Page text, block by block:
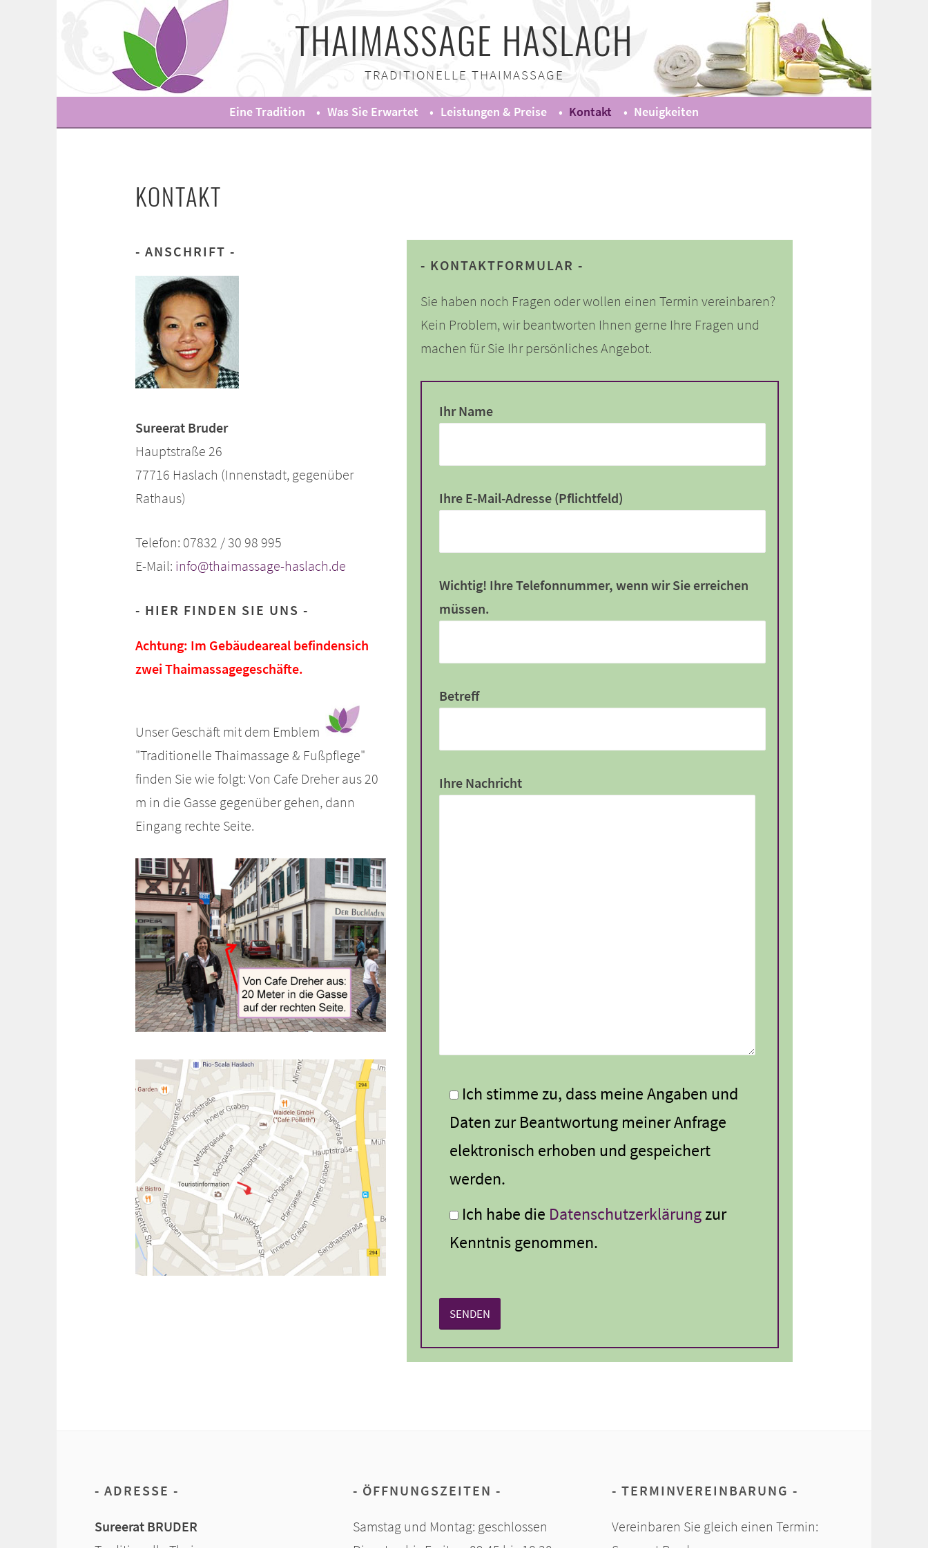
THAIMASSAGE HASLACH
TRADITIONELLE THAIMASSAGE
Eine Tradition Was Sie Erwartet Leistungen & Preise Kontakt Neuigkeiten
KONTAKT
ANSCHRIFT
Sureerat Bruder
Hauptstraße 26
77716 Haslach (Innenstadt, gegenüber
Rathaus)
Telefon: 07832 / 30 98 995
E-Mail: info@thaimassage-haslach.de
HIER FINDEN SIE UNS
Achtung: Im Gebäudeareal befindensich
zwei Thaimassagegeschäfte.
Unser Geschäft mit dem Emblem
"Traditionelle Thaimassage & Fußpflege"
finden Sie wie folgt: Von Cafe Dreher aus 20
m in die Gasse gegenüber gehen, dann
Eingang rechte Seite.
KONTAKTFORMULAR
Sie haben noch Fragen oder wollen einen Termin vereinbaren?
Kein Problem, wir beantworten Ihnen gerne Ihre Fragen und
machen für Sie Ihr persönliches Angebot.
Ihr Name
Ihre E-Mail-Adresse (Pflichtfeld)
Wichtig! Ihre Telefonnummer, wenn wir Sie erreichen
müssen.
Betreff
Ihre Nachricht
Ich stimme zu, dass meine Angaben und
Daten zur Beantwortung meiner Anfrage
elektronisch erhoben und gespeichert
werden.
Ich habe die Datenschutzerklärungzur
Kenntnis genommen.
ADRESSE
Sureerat BRUDER
ÖFFNUNGSZEITEN
Samstag und Montag: geschlossen
TERMINVEREINBARUNG
Vereinbaren Sie gleich einen Termin: